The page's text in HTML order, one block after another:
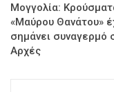
Μογγολία:
«Μαύρου Θανάτου»
σημάνει συναγερμό
Αρχές